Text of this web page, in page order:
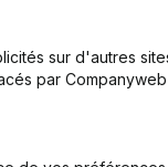
sur d'autres
par